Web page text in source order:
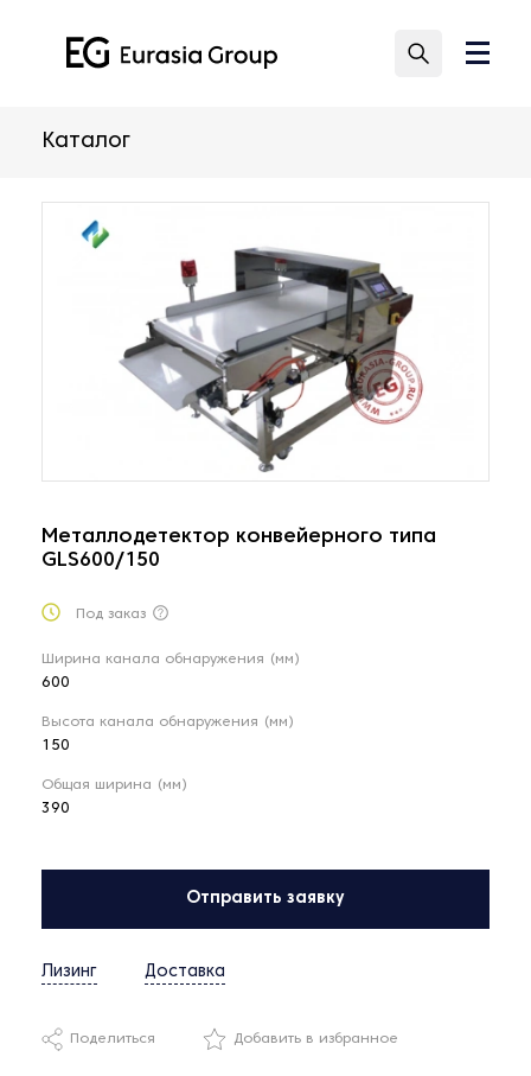
Каталог
Металлодетектор конвейерного типа
GLS600/150
Под заказ
Ширина канала обнаружения (мм)
600
Высота канала обнаружения (мм)
150
Общая ширина (мм)
390
Отправить заявку
Лизинг Доставка
Поделиться Добавить в избранное